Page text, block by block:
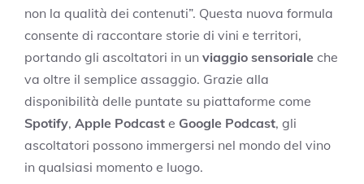
non la qualità dei contenuti”. Questa nuova formula
consente di raccontare storie di vini e territori,
portando gli ascoltatori in un viaggio sensoriale che
va oltre il semplice assaggio. Grazie alla
disponibilità delle puntate su piattaforme come
Spotify, Apple Podcast e Google Podcast, gli
ascoltatori possono immergersi nel mondo del vino
in qualsiasi momento e luogo.